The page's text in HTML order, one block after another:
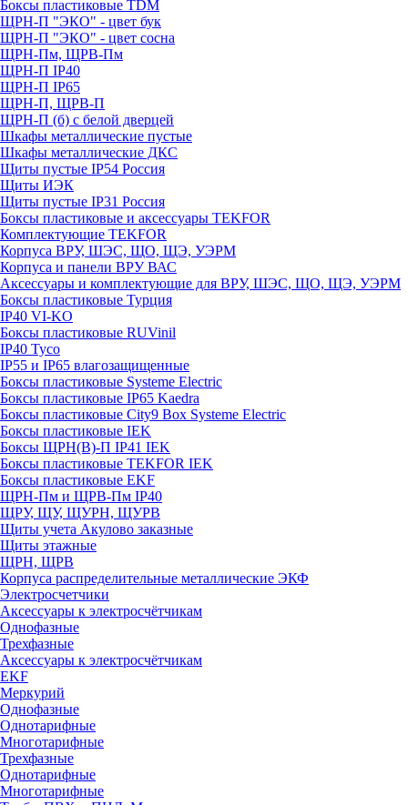
Боксы пластиковые TDM
ЩРН-П "ЭКО" - цвет бук
ЩРН-П "ЭКО" - цвет сосна
ЩРН-Пм, ЩРВ-Пм
ЩРН-П IP40
ЩРН-П IP65
ЩРН-П, ЩРВ-П
ЩРН-П (б) с белой дверцей
Шкафы металлические пустые
Шкафы металлические ДКС
Щиты пустые IP54 Россия
Щиты ИЭК
Щиты пустые IP31 Россия
Боксы пластиковые и аксессуары TEKFOR
Комплектующие TEKFOR
Корпуса ВРУ, ШЭС, ЩО, ЩЭ, УЭРМ
Корпуса и панели ВРУ ВАС
Аксессуары и комплектующие для ВРУ, ШЭС, ЩО, ЩЭ, УЭРМ
Боксы пластиковые Турция
IP40 VI-KO
Боксы пластиковые RUVinil
IP40 Тусо
IP55 и IP65 влагозащищенные
Боксы пластиковые Systeme Electric
Боксы пластиковые IP65 Kaedra
Боксы пластиковые City9 Box Systeme Electric
Боксы пластиковые IEK
Боксы ЩРН(В)-П IP41 IEK
Боксы пластиковые TEKFOR IEK
Боксы пластиковые EKF
ЩРН-Пм и ЩРВ-Пм IP40
ЩРУ, ЩУ, ЩУРН, ЩУРВ
Щиты учета Акулово заказные
Щиты этажные
ЩРН, ЩРВ
Корпуса распределительные металлические ЭКФ
Электросчетчики
Аксессуары к электросчётчикам
Однофазные
Трехфазные
Аксессуары к электросчётчикам
EKF
Меркурий
Однофазные
Однотарифные
Многотарифные
Трехфазные
Однотарифные
Многотарифные